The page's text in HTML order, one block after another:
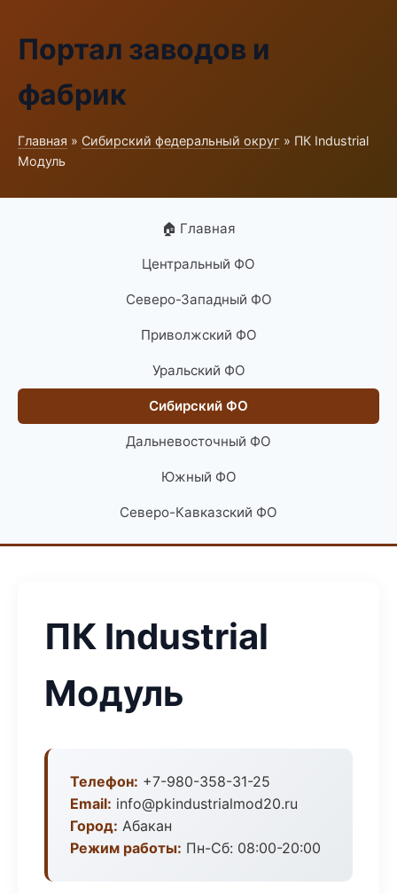
Портал заводов и
фабрик
Главная » Сибирский федеральный округ » ПК Industrial
Модуль
🏠 Главная
Центральный ФО
Северо-Западный ФО
Приволжский ФО
Уральский ФО
Сибирский ФО
Дальневосточный ФО
Южный ФО
Северо-Кавказский ФО
ПК Industrial
Модуль
Телефон: +7-980-358-31-25
Email: info@pkindustrialmod20.ru
Город: Абакан
Режим работы: Пн-Сб: 08:00-20:00